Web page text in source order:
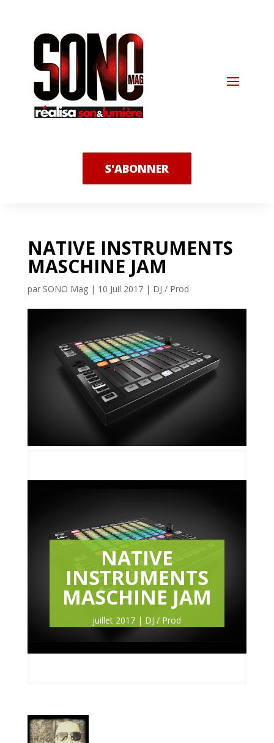
S'ABONNER
NATIVE INSTRUMENTS
MASCHINE JAM
par SONO Mag| 10 Juil 2017| DJ / Prod
NATIVE
INSTRUMENTS
MASCHINE JAM
juillet 2017 DJ / Prod